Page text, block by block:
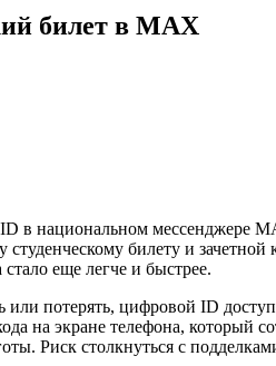
билет в MAX
в национальном мессенджере
билету и
еще легче и быстрее.
или потерять, цифровой ID
на экране телефона,
Риск столкнуться с